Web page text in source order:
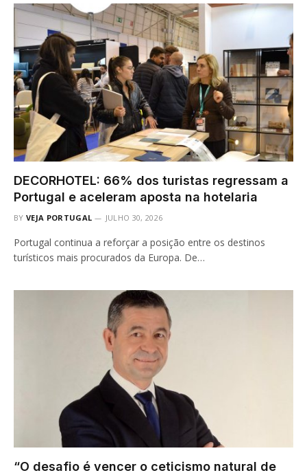
DECORHOTEL: 66% dos turistas regressam a
Portugal e aceleram aposta na hotelaria
BY VEJA PORTUGAL JULHO 30, 2026
Portugal continua a reforçar a posição entre os destinos
turísticos mais procurados da Europa. De…
“O desafio é vencer o ceticismo natural de